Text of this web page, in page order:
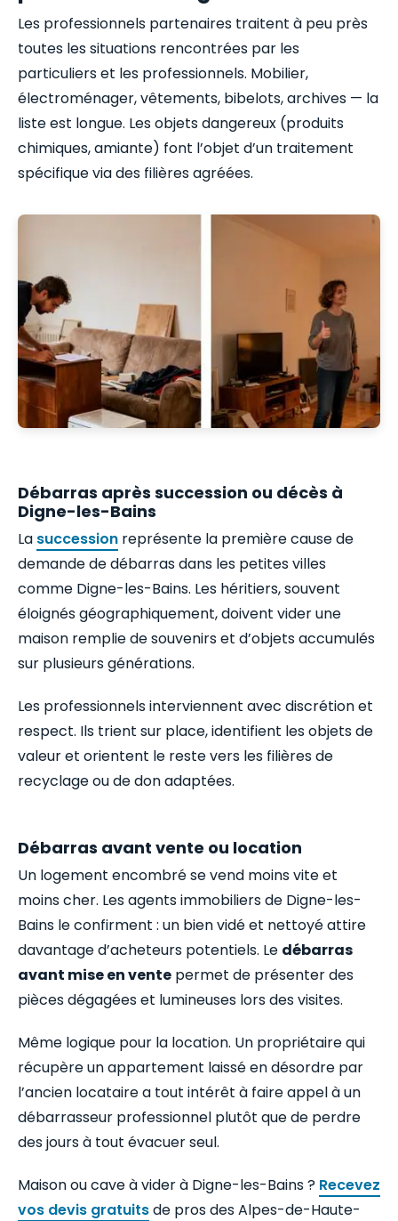
Les professionnels partenaires traitent à peu près
toutes les situations rencontrées par les
particuliers et les professionnels. Mobilier,
électroménager, vêtements, bibelots, archives — la
liste est longue. Les objets dangereux (produits
chimiques, amiante) font l’objet d’un traitement
spécifique via des filières agréées.
Débarras après succession ou décès à
Digne-les-Bains
La succession représente la première cause de
demande de débarras dans les petites villes
comme Digne-les-Bains. Les héritiers, souvent
éloignés géographiquement, doivent vider une
maison remplie de souvenirs et d’objets accumulés
sur plusieurs générations.
Les professionnels interviennent avec discrétion et
respect. Ils trient sur place, identifient les objets de
valeur et orientent le reste vers les filières de
recyclage ou de don adaptées.
Débarras avant vente ou location
Un logement encombré se vend moins vite et
moins cher. Les agents immobiliers de Digne-les-
Bains le confirment : un bien vidé et nettoyé attire
davantage d’acheteurs potentiels. Le débarras
avant mise en vente permet de présenter des
pièces dégagées et lumineuses lors des visites.
Même logique pour la location. Un propriétaire qui
récupère un appartement laissé en désordre par
l’ancien locataire a tout intérêt à faire appel à un
débarrasseur professionnel plutôt que de perdre
des jours à tout évacuer seul.
Maison ou cave à vider à Digne-les-Bains ? Recevez
vos devis gratuitsde pros des Alpes-de-Haute-